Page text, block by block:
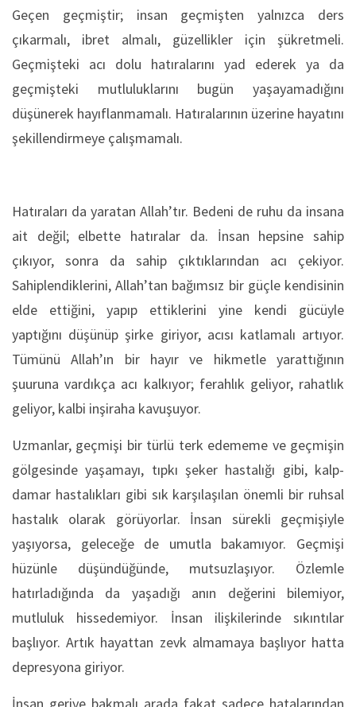
Geçen geçmiştir; insan geçmişten yalnızca ders
çıkarmalı, ibret almalı, güzellikler için şükretmeli.
Geçmişteki acı dolu hatıralarını yad ederek ya da
geçmişteki mutluluklarını bugün yaşayamadığını
düşünerek hayıflanmamalı. Hatıralarının üzerine hayatını
şekillendirmeye çalışmamalı.
Hatıraları da yaratan Allah’tır. Bedeni de ruhu da insana
ait değil; elbette hatıralar da. İnsan hepsine sahip
çıkıyor, sonra da sahip çıktıklarından acı çekiyor.
Sahiplendiklerini, Allah’tan bağımsız bir güçle kendisinin
elde ettiğini, yapıp ettiklerini yine kendi gücüyle
yaptığını düşünüp şirke giriyor, acısı katlamalı artıyor.
Tümünü Allah’ın bir hayır ve hikmetle yarattığının
şuuruna vardıkça acı kalkıyor; ferahlık geliyor, rahatlık
geliyor, kalbi inşiraha kavuşuyor.
Uzmanlar, geçmişi bir türlü terk edememe ve geçmişin
gölgesinde yaşamayı, tıpkı şeker hastalığı gibi, kalp-
damar hastalıkları gibi sık karşılaşılan önemli bir ruhsal
hastalık olarak görüyorlar. İnsan sürekli geçmişiyle
yaşıyorsa, geleceğe de umutla bakamıyor. Geçmişi
hüzünle düşündüğünde, mutsuzlaşıyor. Özlemle
hatırladığında da yaşadığı anın değerini bilemiyor,
mutluluk hissedemiyor. İnsan ilişkilerinde sıkıntılar
başlıyor. Artık hayattan zevk almamaya başlıyor hatta
depresyona giriyor.